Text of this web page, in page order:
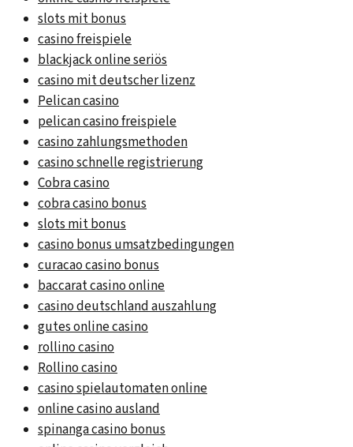
slots mit bonus
casino freispiele
blackjack online seriös
casino mit deutscher lizenz
Pelican casino
pelican casino freispiele
casino zahlungsmethoden
casino schnelle registrierung
Cobra casino
cobra casino bonus
slots mit bonus
casino bonus umsatzbedingungen
curacao casino bonus
baccarat casino online
casino deutschland auszahlung
gutes online casino
rollino casino
Rollino casino
casino spielautomaten online
online casino ausland
spinanga casino bonus